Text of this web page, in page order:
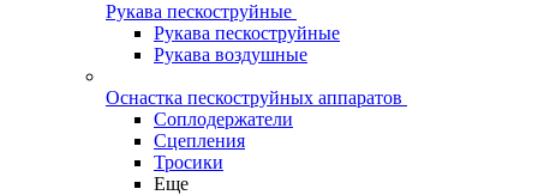
Рукава пескоструйные
Рукава пескоструйные
Рукава воздушные
Оснастка пескоструйных аппаратов
Соплодержатели
Сцепления
Тросики
Еще